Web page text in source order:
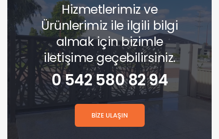
Hizmetlerimiz ve
Ürünlerimiz ile ilgili bilgi
almak için bizimle
iletişime geçebilirsiniz.
0 542 580 82 94
BİZE ULAŞIN